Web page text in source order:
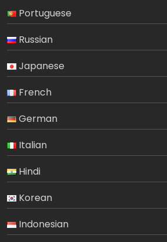
Portuguese
Russian
Japanese
French
German
Italian
Hindi
Korean
Indonesian